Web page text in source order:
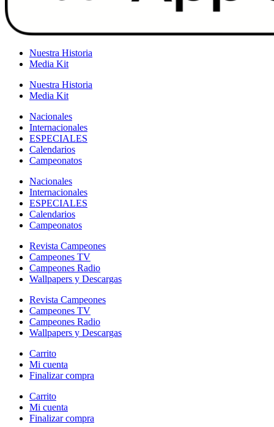
Nuestra Historia
Media Kit
Nuestra Historia
Media Kit
Nacionales
Internacionales
ESPECIALES
Calendarios
Campeonatos
Nacionales
Internacionales
ESPECIALES
Calendarios
Campeonatos
Revista Campeones
Campeones TV
Campeones Radio
Wallpapers y Descargas
Revista Campeones
Campeones TV
Campeones Radio
Wallpapers y Descargas
Carrito
Mi cuenta
Finalizar compra
Carrito
Mi cuenta
Finalizar compra